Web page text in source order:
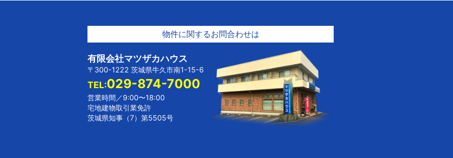
物件に関するお問合わせは
有限会社マツザカハウス
〒300-1222 茨城県牛久市南1-15-6
TEL:029-874-7000
営業時間／9:00〜18:00
宅地建物取引業免許
茨城県知事（7）第5505号